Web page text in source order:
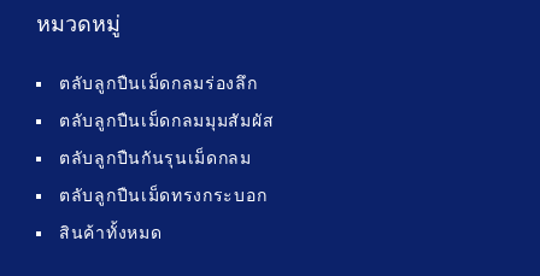
หมวดหมู่
ตลับลูกปืนเม็ดกลมร่องลึก
ตลับลูกปืนเม็ดกลมมุมสัมผัส
ตลับลูกปืนกันรุนเม็ดกลม
ตลับลูกปืนเม็ดทรงกระบอก
สินค้าทั้งหมด